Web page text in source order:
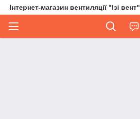
Інтернет-магазин вентиляції "Ізі вент"